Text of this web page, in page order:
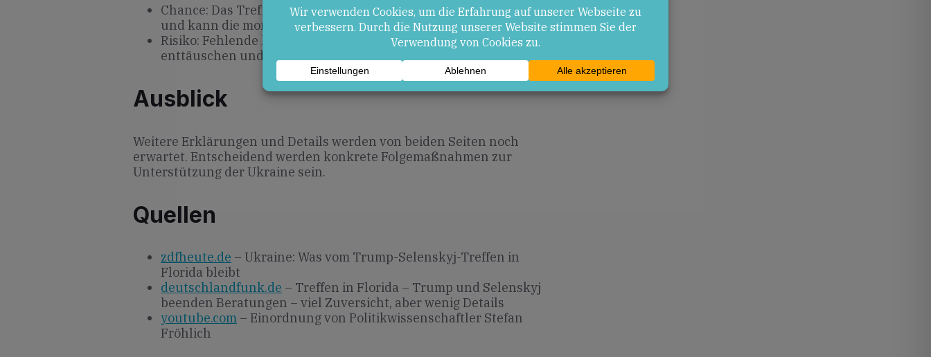
Chance: Das Treffen sendet ein positives Signal der Solidarität
und kann die moralische Unterstützung für die Ukraine stärken.
Risiko: Fehlende konkrete Vereinbarungen könnten Erwartungen
enttäuschen und politischen Druck nach sich ziehen.
Ausblick
Weitere Erklärungen und Details werden von beiden Seiten noch
erwartet. Entscheidend werden konkrete Folgemaßnahmen zur
Unterstützung der Ukraine sein.
Quellen
zdfheute.de – Ukraine: Was vom Trump-Selenskyj-Treffen in
Florida bleibt
deutschlandfunk.de – Treffen in Florida – Trump und Selenskyj
beenden Beratungen – viel Zuversicht, aber wenig Details
youtube.com – Einordnung von Politikwissenschaftler Stefan
Fröhlich